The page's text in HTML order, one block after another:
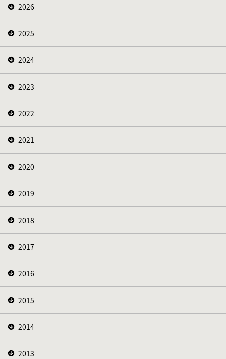
2026
2025
2024
2023
2022
2021
2020
2019
2018
2017
2016
2015
2014
2013